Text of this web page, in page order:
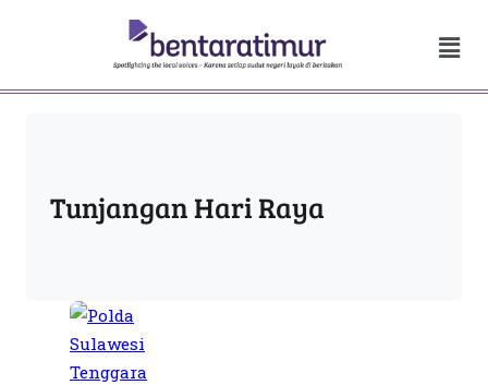
Tunjangan Hari Raya